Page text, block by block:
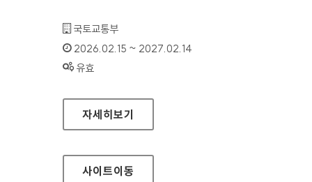
기관명 :
국토교통부
인증기간 :
2026.02.15 ~ 2027.02.14
상태 :
유효
토지이음
자세히보기
사이트이동